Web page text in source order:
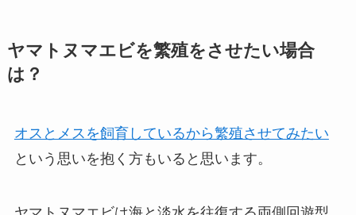
ヤマトヌマエビを繁殖をさせたい場合
は？
オスとメスを飼育しているから繁殖させてみたい
という思いを抱く方もいると思います。